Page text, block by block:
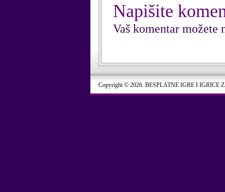
Napišite
Vaš komentar možete
Copyright © 2026. BESPLATNE IGRE I IGRICE